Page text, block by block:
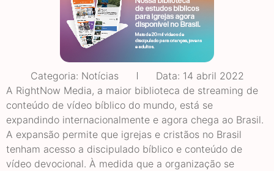
Categoria: Notícias Data: 14 abril 2022
A RightNow Media, a maior biblioteca de streaming de
conteúdo de vídeo bíblico do mundo, está se
expandindo internacionalmente e agora chega ao Brasil.
A expansão permite que igrejas e cristãos no Brasil
tenham acesso a discipulado bíblico e conteúdo de
vídeo devocional. À medida que a organização se